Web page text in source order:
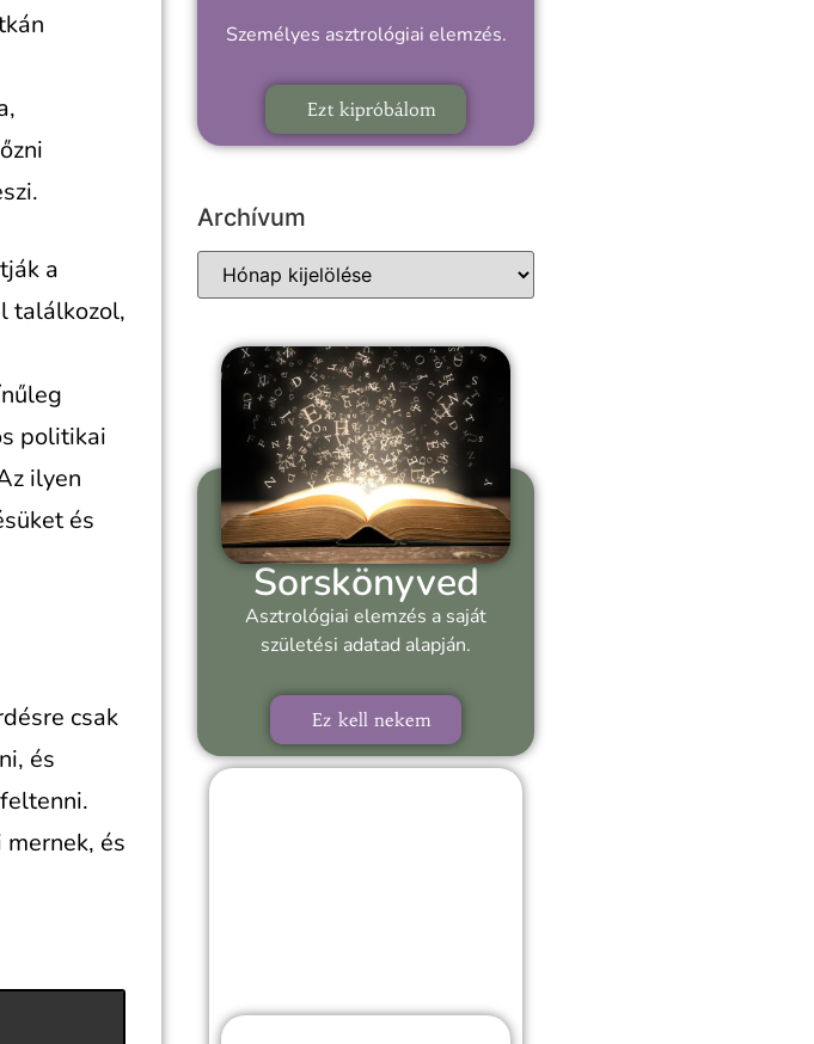
a
találkozol,
politikai
ilyen
és
csak
és
és
Személyes asztrológiai elemzés.
Ezt kipróbálom
Archívum
Sorskönyved
Asztrológiai elemzés a saját
születési adatad alapján.
Ez kell nekem